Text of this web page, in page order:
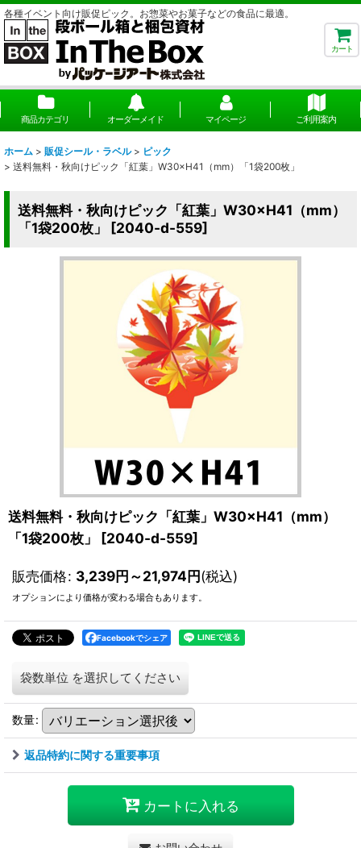
各種イベント向け販促ピック。お惣菜やお菓子などの食品に最適。
カート
商品カテゴリ オーダーメイド マイページ ご利用案内
ホーム > 販促シール・ラベル > ピック
> 送料無料・秋向けピック「紅葉」W30×H41（mm）「1袋200枚」
送料無料・秋向けピック「紅葉」W30×H41（mm）
「1袋200枚」
[2040-d-559]
送料無料・秋向けピック「紅葉」W30×H41（mm）
「1袋200枚」
[2040-d-559]
販売価格: 3,239円～21,974円(税込)
オプションにより価格が変わる場合もあります。
Facebookでシェア
袋数単位 を選択してください
数量:
返品特約に関する重要事項
カートに入れる